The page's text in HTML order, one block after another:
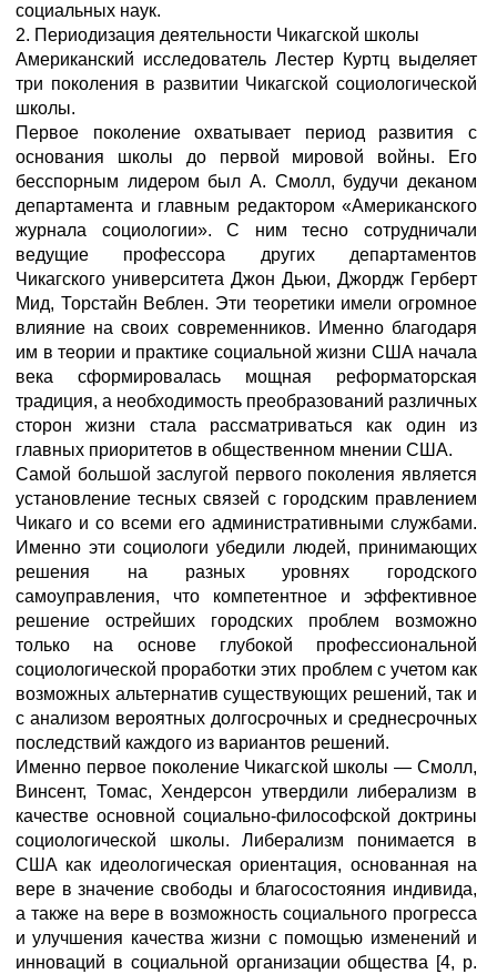
социальных наук.
2. Периодизация деятельности Чикагской школы
Американский исследователь Лестер Куртц выделяет
три поколения в развитии Чикагской социологической
школы.
Первое поколение охватывает период развития с
основания школы до первой мировой войны. Его
бесспорным лидером был А. Смолл, будучи деканом
департамента и главным редактором «Американского
журнала социологии». С ним тесно сотрудничали
ведущие профессора других департаментов
Чикагского университета Джон Дьюи, Джордж Герберт
Мид, Торстайн Веблен. Эти теоретики имели огромное
влияние на своих современников. Именно благодаря
им в теории и практике социальной жизни США начала
века сформировалась мощная реформаторская
традиция, а необходимость преобразований различных
сторон жизни стала рассматриваться как один из
главных приоритетов в общественном мнении США.
Самой большой заслугой первого поколения является
установление тесных связей с городским правлением
Чикаго и со всеми его административными службами.
Именно эти социологи убедили людей, принимающих
решения на разных уровнях городского
самоуправления, что компетентное и эффективное
решение острейших городских проблем возможно
только на основе глубокой профессиональной
социологической проработки этих проблем с учетом как
возможных альтернатив существующих решений, так и
с анализом вероятных долгосрочных и среднесрочных
последствий каждого из вариантов решений.
Именно первое поколение Чикагской школы — Смолл,
Винсент, Томас, Хендерсон утвердили либерализм в
качестве основной социально-философской доктрины
социологической школы. Либерализм понимается в
США как идеологическая ориентация, основанная на
вере в значение свободы и благосостояния индивида,
а также на вере в возможность социального прогресса
и улучшения качества жизни с помощью изменений и
инноваций в социальной организации общества [4, р.